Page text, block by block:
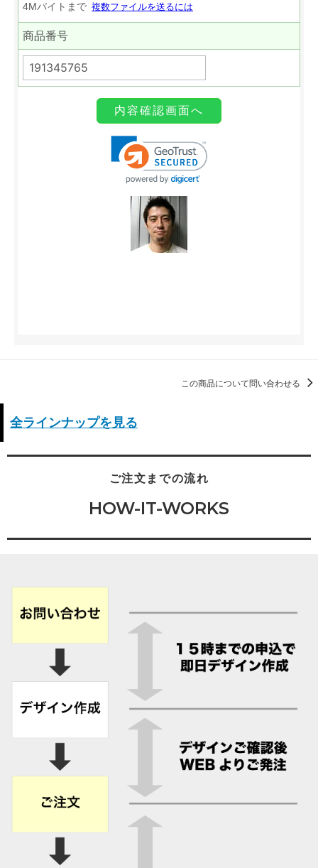
この商品について問い合わせる
全ラインナップを見る
ご注文までの流れ
HOW-IT-WORKS